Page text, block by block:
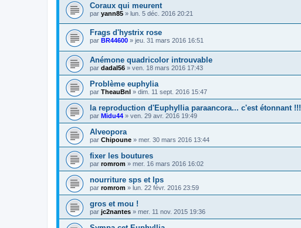
Coraux qui meurent
par yann85 » lun. 5 déc. 2016 20:21
Frags d'hystrix rose
par BR44600 » jeu. 31 mars 2016 16:51
Anémone quadricolor introuvable
par dadal56 » ven. 18 mars 2016 17:43
Problème euphylia
par TheauBnl » dim. 11 sept. 2016 15:47
la reproduction d'Euphyllia paraancora... c'est étonnant !!!
par Midu44 » ven. 29 avr. 2016 19:49
Alveopora
par Chipoune » mer. 30 mars 2016 13:44
fixer les boutures
par romrom » mer. 16 mars 2016 16:02
nourriture sps et lps
par romrom » lun. 22 févr. 2016 23:59
gros et mou !
par jc2nantes » mer. 11 nov. 2015 19:36